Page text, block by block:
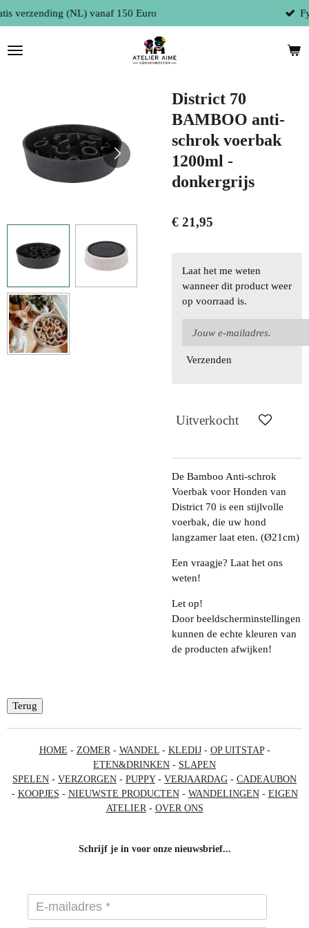
Ga
direct
naar
de
Fysieke winkel te 9300 Aalst (België)
District 70
BAMBOO anti-
schrok voerbak
1200ml -
donkergrijs
€ 21,95
Laat het me weten
wanneer dit product weer
op voorraad is.
Verzenden
Uitverkocht
De Bamboo Anti-schrok
Voerbak voor Honden van
District 70 is een stijlvolle
voerbak, die uw hond
langzamer laat eten. (Ø21cm)
Een vraagje? Laat het ons
weten!
Let op!
Door beeldscherminstellingen
kunnen de echte kleuren van
de producten afwijken!
Terug
HOME - ZOMER - WANDEL- KLEDIJ- OP UITSTAP-
ETEN&DRINKEN - SLAPEN
SPELEN - VERZORGEN - PUPPY- VERJAARDAG - CADEAUBON
- KOOPJES - NIEUWSTE PRODUCTEN- WANDELINGEN- EIGEN
ATELIER - OVER ONS
Schrijf je in voor onze nieuwsbrief...